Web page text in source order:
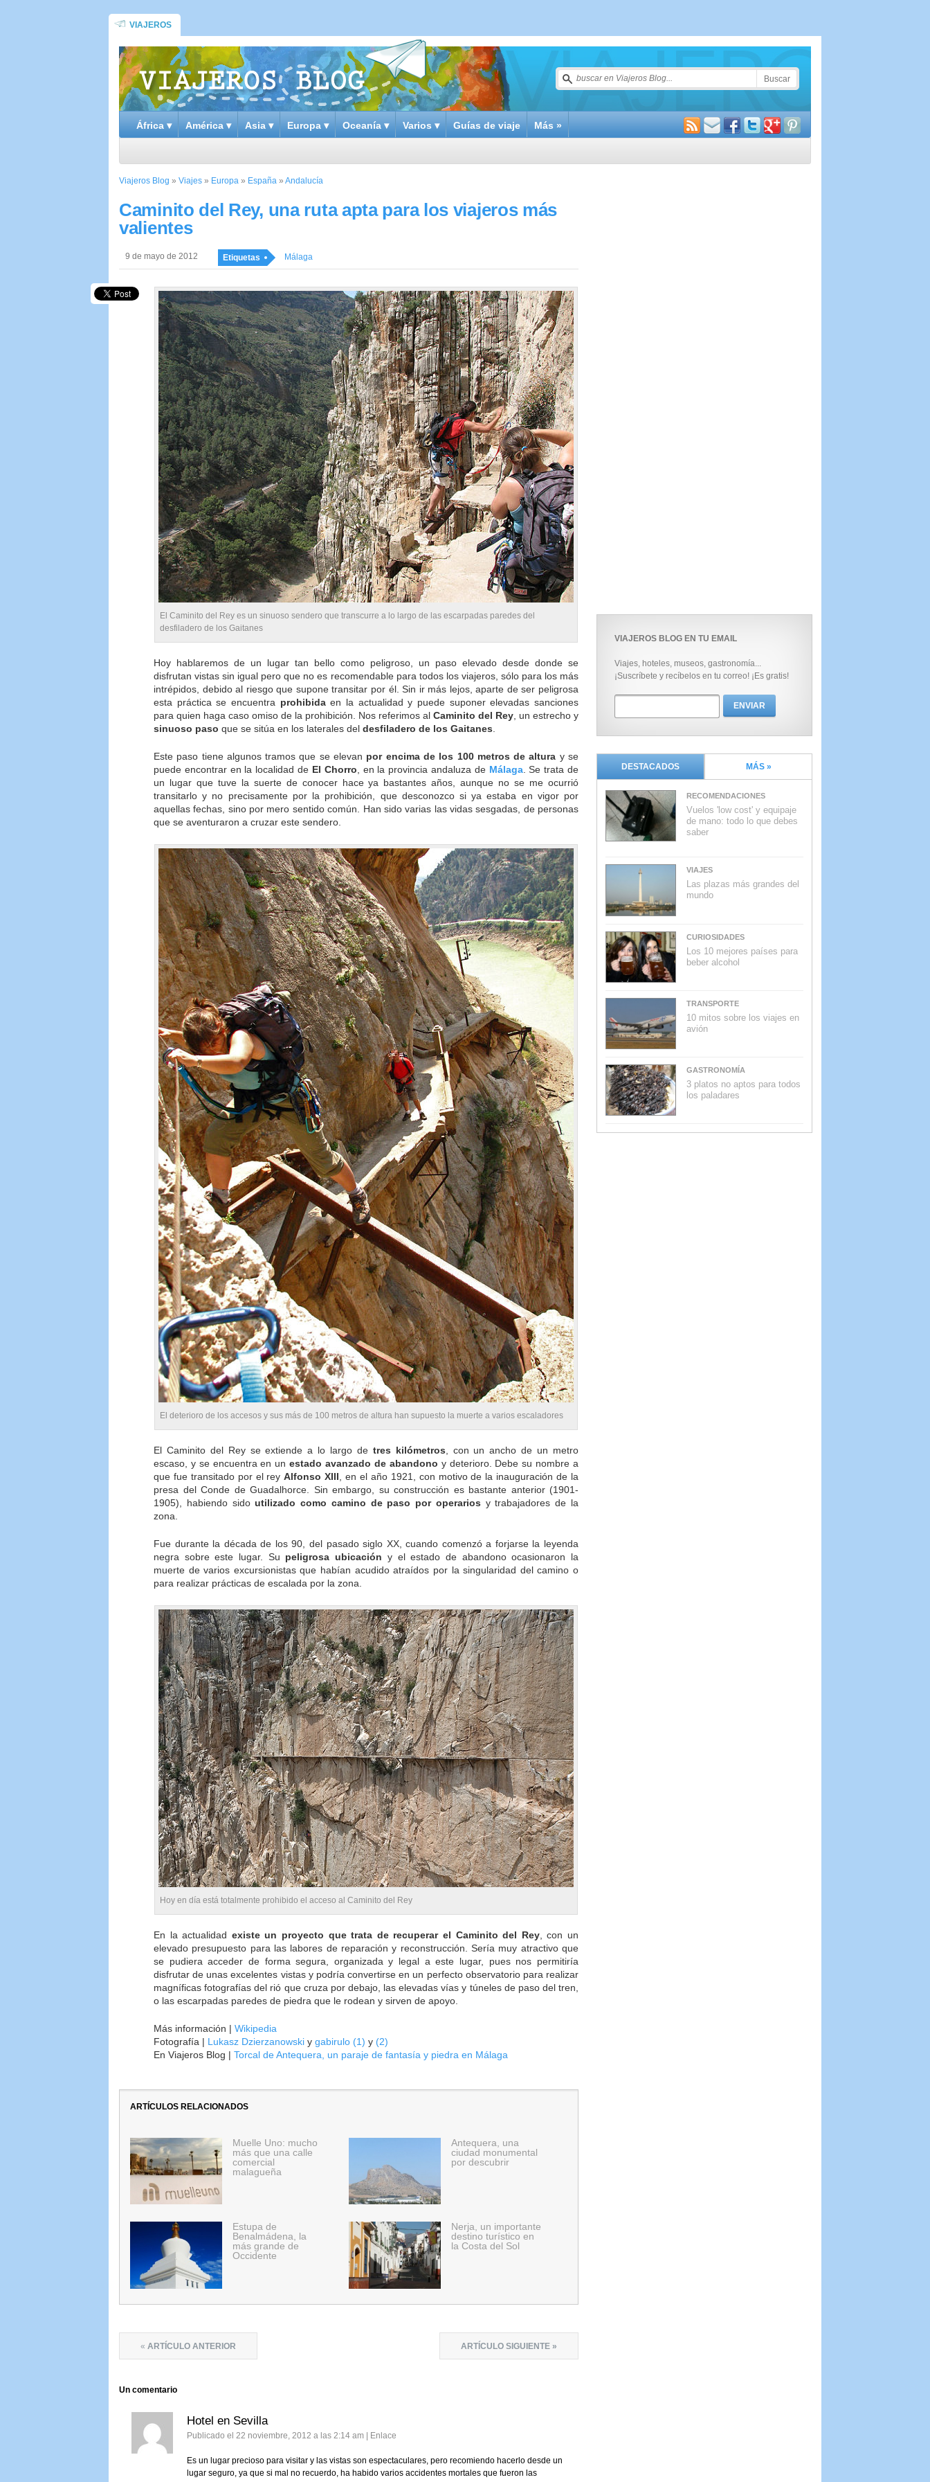
VIAJEROS
África ▾ América ▾ Asia ▾ Europa ▾ Oceanía ▾ Varios ▾ Guías de viaje Más »
Viajeros Blog » Viajes » Europa » España » Andalucía
Caminito del Rey, una ruta apta para los viajeros más
valientes
9 de mayo de 2012 Etiquetas Málaga
El Caminito del Rey es un sinuoso sendero que transcurre a lo largo de las escarpadas paredes del
desfiladero de los Gaitanes
Hoy hablaremos de un lugar tan bello como peligroso, un paso elevado desde donde se
disfrutan vistas sin igual pero que no es recomendable para todos los viajeros, sólo para los más
intrépidos, debido al riesgo que supone transitar por él. Sin ir más lejos, aparte de ser peligrosa
esta práctica se encuentra prohibidaen la actualidad y puede suponer elevadas sanciones
para quien haga caso omiso de la prohibición. Nos referimos al Caminito del Rey , un estrecho y
sinuoso paso que se sitúa en los laterales del desfiladero de los Gaitanes
Este paso tiene algunos tramos que se elevan por encima de los 100 metros de altura y se
puede encontrar en la localidad de El Chorro, en la provincia andaluza de Málaga. Se trata de
un lugar que tuve la suerte de conocer hace ya bastantes años, aunque no se me ocurrió
transitarlo y no precisamente por la prohibición, que desconozco si ya estaba en vigor por
aquellas fechas, sino por mero sentido común. Han sido varias las vidas sesgadas, de personas
que se aventuraron a cruzar este sendero.
El deterioro de los accesos y sus más de 100 metros de altura han supuesto la muerte a varios escaladores
El Caminito del Rey se extiende a lo largo de tres kilómetros , con un ancho de un metro
escaso, y se encuentra en unestado avanzado de abandono y deterioro. Debe su nombre a
que fue transitado por el reyAlfonso XIII , en el año 1921, con motivo de la inauguración de la
presa del Conde de Guadalhorce. Sin embargo, su construcción es bastante anterior (1901-
1905), habiendo sidoutilizado como camino de paso por operarios y trabajadores de la
zona.
Fue durante la década de los 90, del pasado siglo XX, cuando comenzó a forjarse la leyenda
negra sobre este lugar. Su peligrosa ubicación y el estado de abandono ocasionaron la
muerte de varios excursionistas que habían acudido atraídos por la singularidad del camino o
para realizar prácticas de escalada por la zona.
Hoy en día está totalmente prohibido el acceso al Caminito del Rey
En la actualidad existe un proyecto que trata de recuperar el Caminito del Rey, con un
elevado presupuesto para las labores de reparación y reconstrucción. Sería muy atractivo que
se pudiera acceder de forma segura, organizada y legal a este lugar, pues nos permitiría
disfrutar de unas excelentes vistas y podría convertirse en un perfecto observatorio para realizar
magníficas fotografías del rió que cruza por debajo, las elevadas vías y túneles de paso del tren,
o las escarpadas paredes de piedra que le rodean y sirven de apoyo.
Más información | Wikipedia
Fotografía | Lukasz Dzierzanowski y gabirulo (1) y (2)
En Viajeros Blog | Torcal de Antequera, un paraje de fantasía y piedra en Málaga
ARTÍCULOS RELACIONADOS
Muelle Uno: mucho
más que una calle
comercial
malagueña
Antequera, una
ciudad monumental
por descubrir
Estupa de
Benalmádena, la
más grande de
Occidente
Nerja, un importante
destino turístico en
la Costa del Sol
« ARTÍCULO ANTERIOR ARTÍCULO SIGUIENTE »
Un comentario
Hotel en Sevilla
Publicado el 22 noviembre, 2012 a las 2:14 am | Enlace
Es un lugar precioso para visitar y las vistas son espectaculares, pero recomiendo hacerlo desde un
lugar seguro, ya que si mal no recuerdo, ha habido varios accidentes mortales que fueron las
VIAJEROS BLOG EN TU EMAIL
Viajes, hoteles, museos, gastronomía...
¡Suscríbete y recíbelos en tu correo! ¡Es gratis!
DESTACADOS MÁS »
RECOMENDACIONES
Vuelos 'low cost' y equipaje
de mano: todo lo que debes
saber
VIAJES
Las plazas más grandes del
mundo
CURIOSIDADES
Los 10 mejores países para
beber alcohol
TRANSPORTE
10 mitos sobre los viajes en
avión
GASTRONOMÍA
3 platos no aptos para todos
los paladares